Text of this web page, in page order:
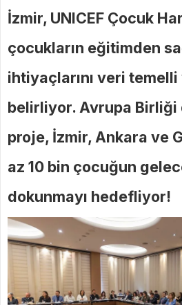
İzmir, UNICEF Çocuk
çocukların eğitimden
ihtiyaçlarını veri
belirliyor. Avrupa Birliği
proje, İzmir, Ankara ve
az 10 bin çocuğun
dokunmayı hedefliyor!